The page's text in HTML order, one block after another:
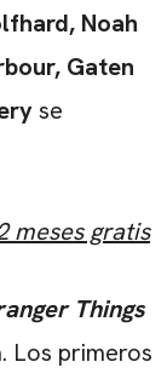
Noah
Gaten
se
meses gratis
Things
Los primeros